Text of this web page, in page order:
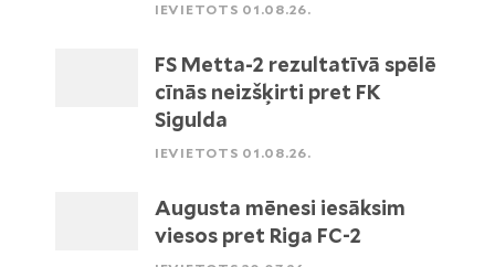
IEVIETOTS 01.08.26.
FS Metta-2 rezultatīvā spēlē
cīnās neizšķirti pret FK
Sigulda
IEVIETOTS 01.08.26.
Augusta mēnesi iesāksim
viesos pret Riga FC-2